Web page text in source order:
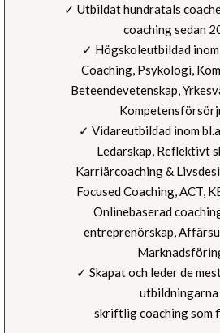
✓ Utbildat hundratals
coaching sedan
✓ Högskoleutbildad
Coaching, Psykologi,
Beteendevetenskap,
✓ Vidareutbildad inom
Ledarskap, Reflektivt
Karriärcoaching &
Focused Coaching, ACT,
Onlinebaserad
entreprenörskap,
✓ Skapat och leder de
skriftlig coaching som